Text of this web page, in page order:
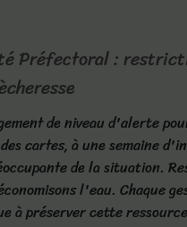
Préfectoral :
de niveau d'alerte
cartes, à une semaine
de la situation.
l'eau. Chaque
à préserver cette